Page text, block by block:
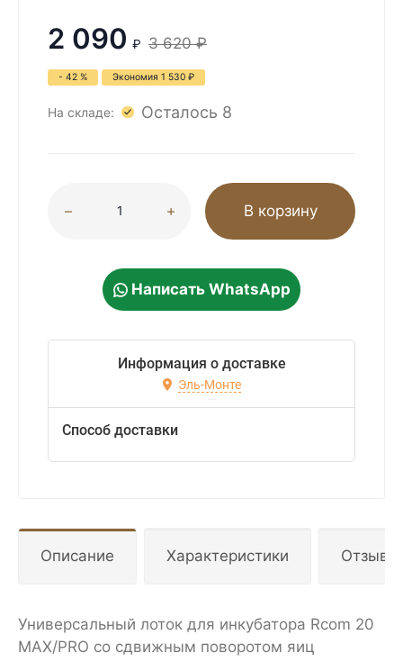
2 090 ₽ 3 620 ₽
- 42 % Экономия 1 530 ₽
На складе: Осталось 8
В корзину
Написать WhatsApp
Информация о доставке
Эль-Монте
Способ доставки
Описание Характеристики
Универсальный лоток для инкубатора Rcom 20
MAX/PRO со сдвижным поворотом яиц